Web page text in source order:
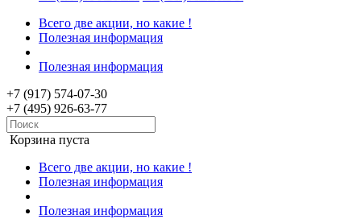
Всего две акции, но какие !
Полезная информация
Полезная информация
+7 (917) 574-07-30
+7 (495) 926-63-77
Корзина пуста
Всего две акции, но какие !
Полезная информация
Полезная информация